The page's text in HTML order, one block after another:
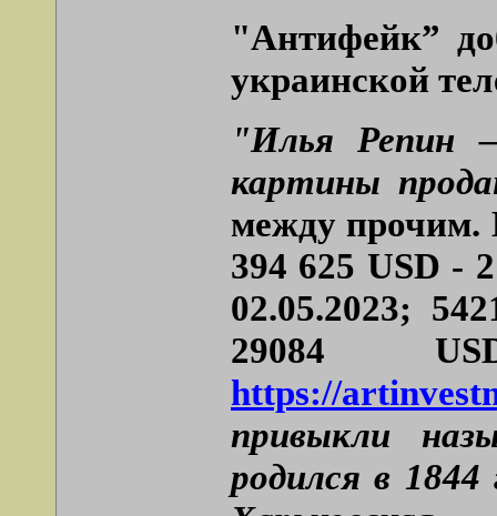
"Антифейк”
украинской
"Илья Репин
картины
между
394 625 USD -
02.05.2023;
29084
https://
привыкли
родился в